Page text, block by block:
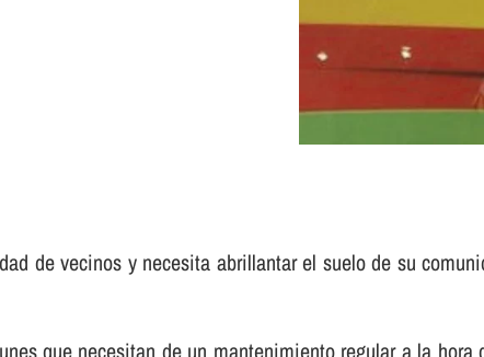
de vecinos y necesita abrillantar el suelo de su